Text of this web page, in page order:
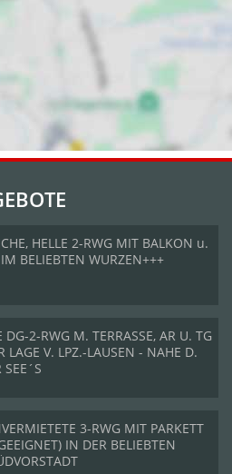
HELLE 2-RWG MIT BALKON u.
BELIEBTEN WURZEN+++
DG-2-RWG M. TERRASSE, AR U. TG
LAGE V. LPZ.-LAUSEN - NAHE D.
SEE´S
3-RWG MIT PARKETT
IN DER BELIEBTEN